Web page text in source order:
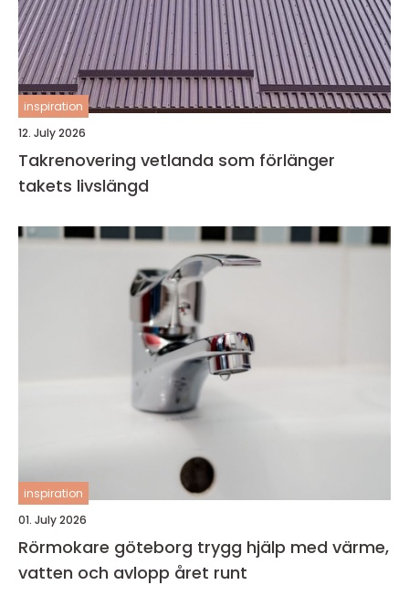
inspiration
12. July 2026
Takrenovering vetlanda som förlänger
takets livslängd
inspiration
01. July 2026
Rörmokare göteborg trygg hjälp med värme,
vatten och avlopp året runt